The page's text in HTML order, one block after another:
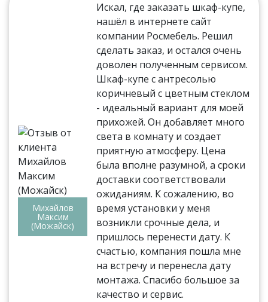
Михайлов
Максим
(Можайск)
Искал, где заказать шкаф-купе,
нашёл в интернете сайт
компании Росмебель. Решил
сделать заказ, и остался очень
доволен полученным сервисом.
Шкаф-купе с антресолью
коричневый с цветным стеклом
- идеальный вариант для моей
прихожей. Он добавляет много
света в комнату и создает
приятную атмосферу. Цена
была вполне разумной, а сроки
доставки соответствовали
ожиданиям. К сожалению, во
время установки у меня
возникли срочные дела, и
пришлось перенести дату. К
счастью, компания пошла мне
на встречу и перенесла дату
монтажа. Спасибо большое за
качество и сервис.